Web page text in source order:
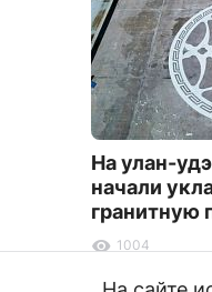
На улан-
начали
гранитную
1004